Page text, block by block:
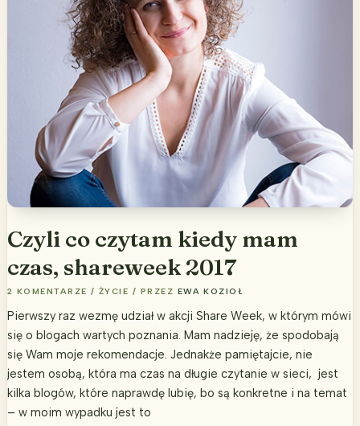
monotonii.
Czyli co czytam kiedy mam
czas, shareweek 2017
2 KOMENTARZE / ŻYCIE / PRZEZ EWA KOZIOŁ
Pierwszy raz wezmę udział w akcji Share Week, w którym mówi
się o blogach wartych poznania. Mam nadzieję, że spodobają
się Wam moje rekomendacje. Jednakże pamiętajcie, nie
jestem osobą, która ma czas na długie czytanie w sieci, jest
kilka blogów, które naprawdę lubię, bo są konkretne i na temat
– w moim wypadku jest to